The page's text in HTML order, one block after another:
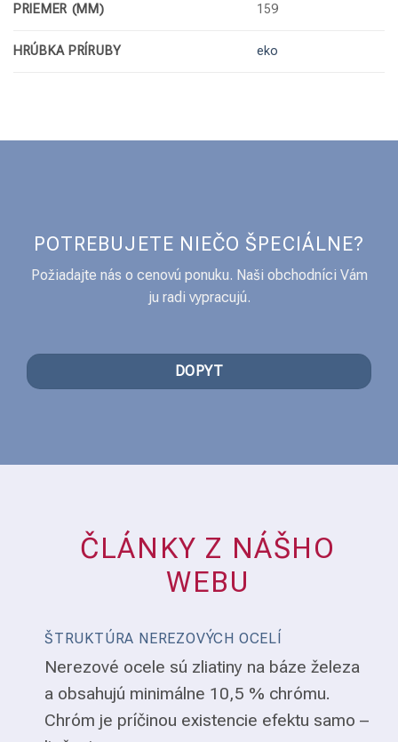
PRIEMER (MM) 159
HRÚBKA PRÍRUBY eko
POTREBUJETE NIEČO ŠPECIÁLNE?
Požiadajte nás o cenovú ponuku. Naši obchodníci Vám
ju radi vypracujú.
DOPYT
ČLÁNKY Z NÁŠHO
WEBU
ŠTRUKTÚRA NEREZOVÝCH OCELÍ
Nerezové ocele sú zliatiny na báze železa
a obsahujú minimálne 10,5 % chrómu.
Chróm je príčinou existencie efektu samo –